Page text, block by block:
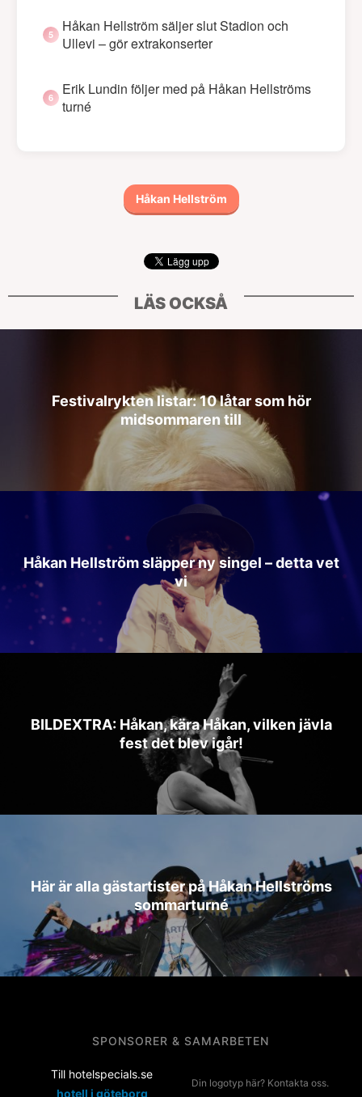
Håkan Hellström säljer slut Stadion och
Ullevi – gör extrakonserter
Erik Lundin följer med på Håkan Hellströms
turné
Håkan Hellström
LÄS OCKSÅ
Festivalrykten listar: 10 låtar som hör
midsommaren till
Håkan Hellström släpper ny singel – detta vet
vi
BILDEXTRA: Håkan, kära Håkan, vilken jävla
fest det blev igår!
Här är alla gästartister på Håkan Hellströms
sommarturné
SPONSORER & SAMARBETEN
Till hotelspecials.se
hotell i göteborg
Din logotyp här? Kontakta oss.